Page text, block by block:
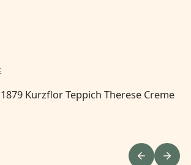
Kurzflor Teppich Therese Creme